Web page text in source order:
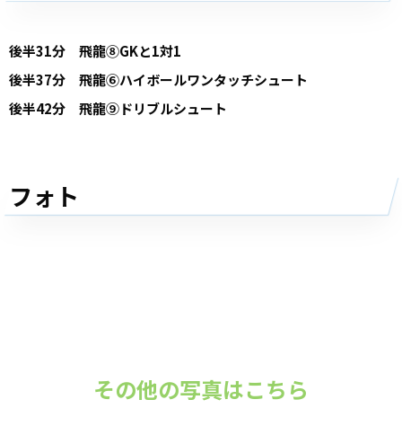
後半31分 飛龍⑧GKと1対1
後半37分 飛龍⑥ハイボールワンタッチシュート
後半42分 飛龍⑨ドリブルシュート
フォト
その他の写真はこちら